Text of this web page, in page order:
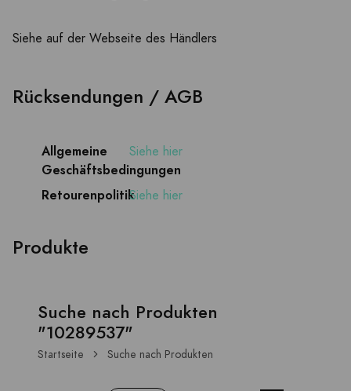
Siehe auf der Webseite des Händlers
Rücksendungen / AGB
Allgemeine
Geschäftsbedingungen
Siehe hier
RetourenpolitikSiehe hier
Produkte
Suche nach Produkten
"10289537"
Startseite Suche nach Produkten